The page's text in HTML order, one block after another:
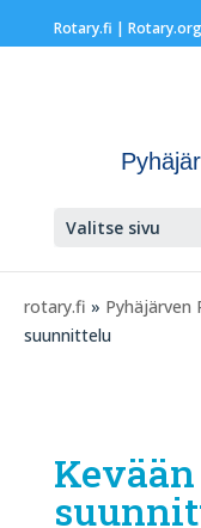
Rotary.fi | Rotary.org
Valitse sivu
rotary.fi » Pyhäjärven
suunnittelu